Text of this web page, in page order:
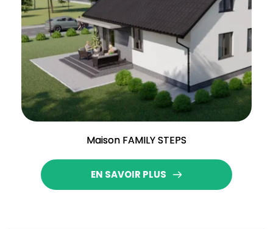
Maison FAMILY STEPS
EN SAVOIR PLUS